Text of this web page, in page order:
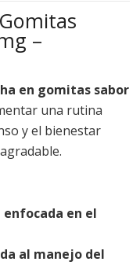
–
en gomitas sabor
una rutina
y el bienestar
en el
al manejo del